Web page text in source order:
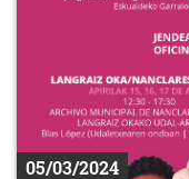
05/03/2024